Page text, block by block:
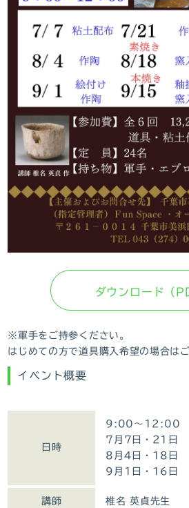
ダウンロード（
※軍手をご持参ください。
はじめての方で道具購入希望の場合は
イベント概要
日時
9:00～12:00
7月7日・21日
8月4日・18日
9月1日・16日
講師 椎名 英貞先生